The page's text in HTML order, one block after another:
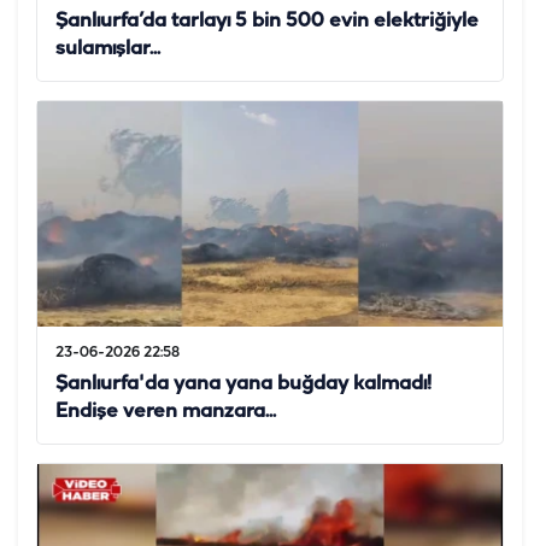
Şanlıurfa’da tarlayı 5 bin 500 evin elektriğiyle
sulamışlar...
23-06-2026 22:58
Şanlıurfa'da yana yana buğday kalmadı!
Endişe veren manzara...